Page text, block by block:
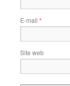
E-mail *
Site web